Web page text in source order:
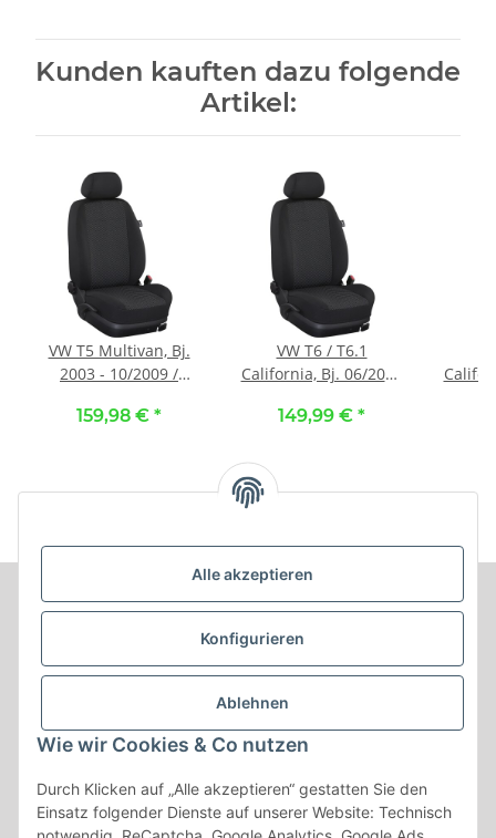
Alle akzeptieren
Konfigurieren
Ablehnen
Wie wir Cookies & Co nutzen
Durch Klicken auf „Alle akzeptieren“ gestatten Sie den
Einsatz folgender Dienste auf unserer Website: Technisch
Kunden kauften dazu folgende
Artikel:
VW T5 Multivan, Bj.
2003 - 10/2009 /
Rücksitzbezug
schwarz
159,98 € *
VW T6 / T6.1
California, Bj. 06/2015
Vordersitzbezüge ::
149,99 € *
Informationen
Produkt Informationen
Shop Informationen
Gesetzliche Informationen